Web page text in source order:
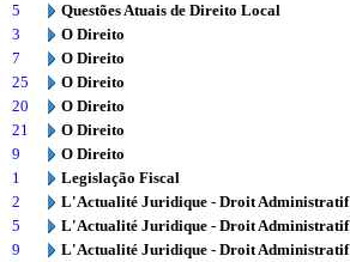
5
Questões Atuais de Direito Local
3
O Direito
7
O Direito
25
O Direito
20
O Direito
21
O Direito
9
O Direito
1
Legislação Fiscal
2
L'Actualité Juridique - Droit Administratif
5
L'Actualité Juridique - Droit Administratif
9
L'Actualité Juridique - Droit Administratif